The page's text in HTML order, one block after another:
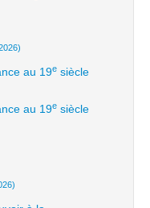
au 19e siècle
au 19e siècle